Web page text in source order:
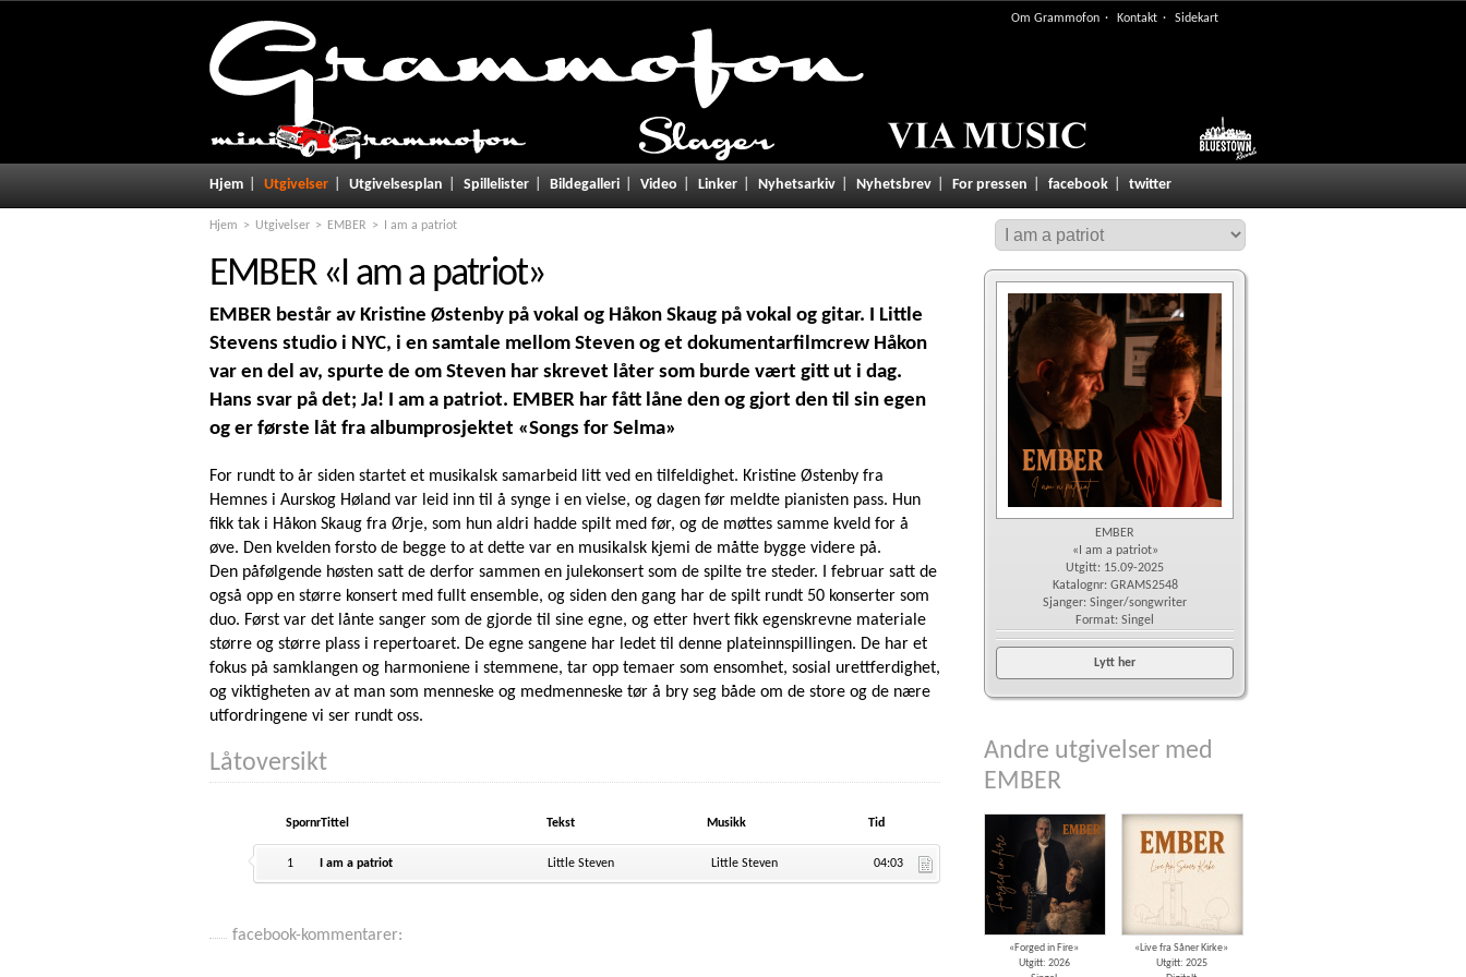
Om Grammofon Kontakt Sidekart
Hjem Utgivelser Utgivelsesplan Spillelister Bildegalleri Video Linker Nyhetsarkiv Nyhetsbrev For pressen facebook twitter
Hjem Utgivelser EMBER I am a patriot
EMBER«I am a patriot»
EMBER består av Kristine Østenby på vokal og Håkon Skaug på vokal og gitar. I Little
Stevens studio i NYC, i en samtale mellom Steven og et dokumentarfilmcrew Håkon
var en del av, spurte de om Steven har skrevet låter som burde vært gitt ut i dag.
Hans svar på det; Ja! I am a patriot. EMBER har fått låne den og gjort den til sin egen
og er første låt fra albumprosjektet «Songs for Selma»
For rundt to år siden startet et musikalsk samarbeid litt ved en tilfeldighet. Kristine Østenby fra
Hemnes i Aurskog Høland var leid inn til å synge i en vielse, og dagen før meldte pianisten pass. Hun
fikk tak i Håkon Skaug fra Ørje, som hun aldri hadde spilt med før, og de møttes samme kveld for å
øve. Den kvelden forsto de begge to at dette var en musikalsk kjemi de måtte bygge videre på.
Den påfølgende høsten satt de derfor sammen en julekonsert som de spilte tre steder. I februar satt de
også opp en større konsert med fullt ensemble, og siden den gang har de spilt rundt 50 konserter som
duo. Først var det lånte sanger som de gjorde til sine egne, og etter hvert fikk egenskrevne materiale
større og større plass i repertoaret. De egne sangene har ledet til denne plateinnspillingen. De har et
fokus på samklangen og harmoniene i stemmene, tar opp temaer som ensomhet, sosial urettferdighet,
og viktigheten av at man som menneske og medmenneske tør å bry seg både om de store og de nære
utfordringene vi ser rundt oss.
Låtoversikt
SpornrTittel Tekst Musikk Tid
1 I am a patriot Little Steven Little Steven 04:03
EMBER
«I am a patriot»
Utgitt: 15.09-2025
Katalognr: GRAMS2548
Sjanger: Singer/songwriter
Format: Singel
Lytt her
Andre utgivelser med
EMBER
«Forged in Fire»
Utgitt: 2026
«Live fra Såner Kirke»
Utgitt: 2025